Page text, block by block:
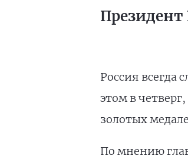
Президент
Россия всегда
этом в
золотых
По мнению